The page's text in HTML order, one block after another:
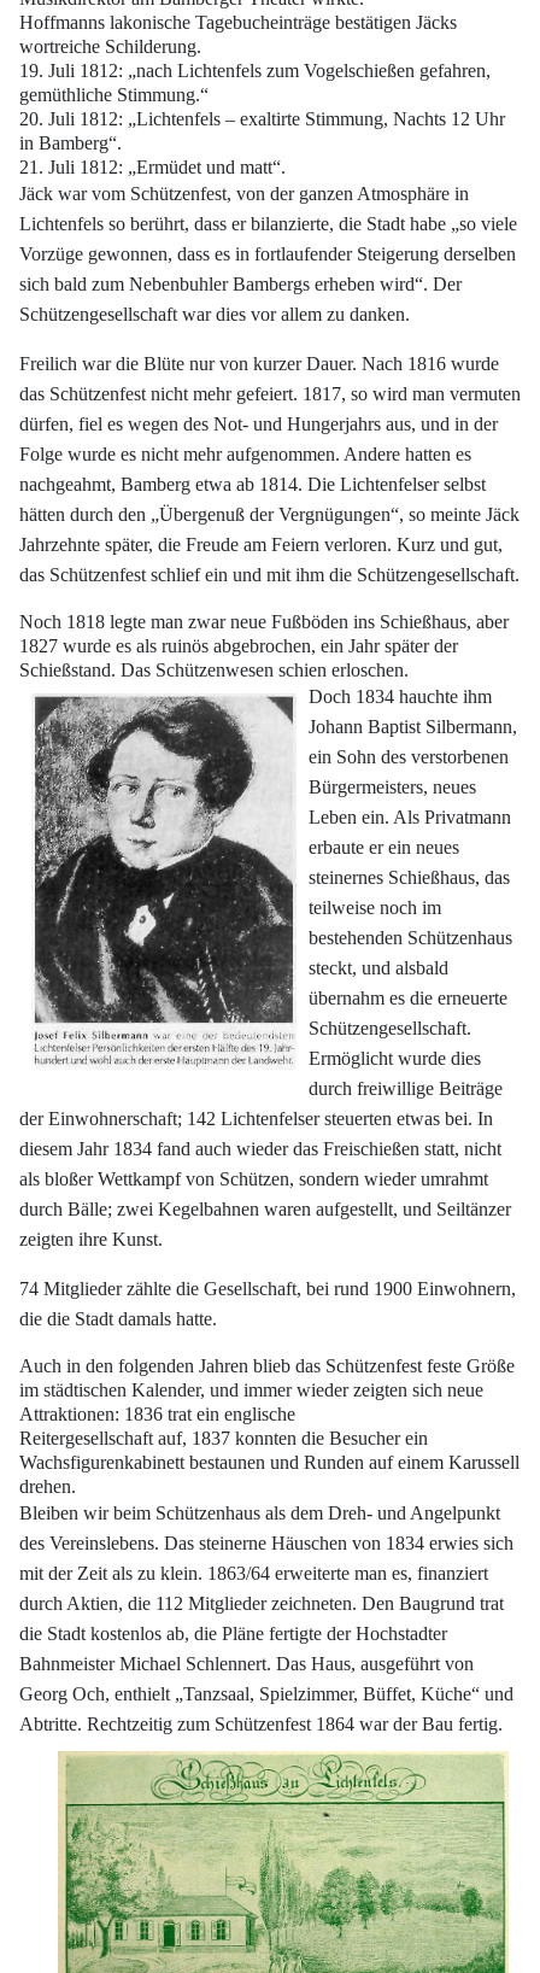
Hoffmanns lakonische Tagebucheinträge bestätigen Jäcks
wortreiche Schilderung.
19. Juli 1812: „nach Lichtenfels zum Vogelschießen gefahren,
gemüthliche Stimmung.“
20. Juli 1812: „Lichtenfels – exaltirte Stimmung, Nachts 12 Uhr
in Bamberg“.
21. Juli 1812: „Ermüdet und matt“.
Jäck war vom Schützenfest, von der ganzen Atmosphäre in
Lichtenfels so berührt, dass er bilanzierte, die Stadt habe „so viele
Vorzüge gewonnen, dass es in fortlaufender Steigerung derselben
sich bald zum Nebenbuhler Bambergs erheben wird“. Der
Schützengesellschaft war dies vor allem zu danken.
Freilich war die Blüte nur von kurzer Dauer. Nach 1816 wurde
das Schützenfest nicht mehr gefeiert. 1817, so wird man vermuten
dürfen, fiel es wegen des Not- und Hungerjahrs aus, und in der
Folge wurde es nicht mehr aufgenommen. Andere hatten es
nachgeahmt, Bamberg etwa ab 1814. Die Lichtenfelser selbst
hätten durch den „Übergenuß der Vergnügungen“, so meinte Jäck
Jahrzehnte später, die Freude am Feiern verloren. Kurz und gut,
das Schützenfest schlief ein und mit ihm die Schützengesellschaft.
Noch 1818 legte man zwar neue Fußböden ins Schießhaus, aber
1827 wurde es als ruinös abgebrochen, ein Jahr später der
Schießstand. Das Schützenwesen schien erloschen.
Doch 1834 hauchte ihm
Johann Baptist Silbermann,
ein Sohn des verstorbenen
Bürgermeisters, neues
Leben ein. Als Privatmann
erbaute er ein neues
steinernes Schießhaus, das
teilweise noch im
bestehenden Schützenhaus
steckt, und alsbald
übernahm es die erneuerte
Schützengesellschaft.
Ermöglicht wurde dies
durch freiwillige Beiträge
der Einwohnerschaft; 142 Lichtenfelser steuerten etwas bei. In
diesem Jahr 1834 fand auch wieder das Freischießen statt, nicht
als bloßer Wettkampf von Schützen, sondern wieder umrahmt
durch Bälle; zwei Kegelbahnen waren aufgestellt, und Seiltänzer
zeigten ihre Kunst.
74 Mitglieder zählte die Gesellschaft, bei rund 1900 Einwohnern,
die die Stadt damals hatte.
Auch in den folgenden Jahren blieb das Schützenfest feste Größe
im städtischen Kalender, und immer wieder zeigten sich neue
Attraktionen: 1836 trat ein englische
Reitergesellschaft auf, 1837 konnten die Besucher ein
Wachsfigurenkabinett bestaunen und Runden auf einem Karussell
drehen.
Bleiben wir beim Schützenhaus als dem Dreh- und Angelpunkt
des Vereinslebens. Das steinerne Häuschen von 1834 erwies sich
mit der Zeit als zu klein. 1863/64 erweiterte man es, finanziert
durch Aktien, die 112 Mitglieder zeichneten. Den Baugrund trat
die Stadt kostenlos ab, die Pläne fertigte der Hochstadter
Bahnmeister Michael Schlennert. Das Haus, ausgeführt von
Georg Och, enthielt „Tanzsaal, Spielzimmer, Büffet, Küche“ und
Abtritte. Rechtzeitig zum Schützenfest 1864 war der Bau fertig.